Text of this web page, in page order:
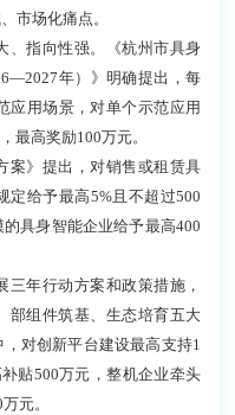
市场化痛点。
指向性强。《杭州市具身
年）》明确提出，每
应用场景，对单个示范应用
最高奖励100万元。
》提出，对销售或租赁具
定给予最高5%且不超过500
具身智能企业给予最高400
年行动方案和政策措施，
部组件筑基、生态培育五大
对创新平台建设最高支持1
贴500万元，整机企业牵头
元。